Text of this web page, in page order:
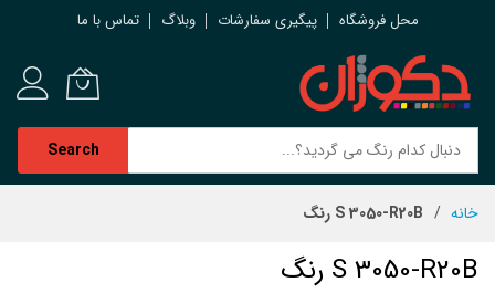
محل فروشگاه پیگیری سفارشات وبلاگ تماس با ما
Search
خانه S 3050-R20B رنگ
S 3050-R20B رنگ